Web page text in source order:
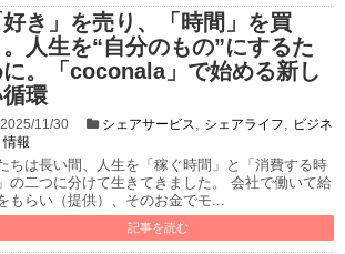
好き」を売り、「時間」を買
。人生を“自分のもの”にするた
に。「coconala」で始める新し
環
2025/11/30 シェアサービス シェアライフ
ビジネ
,情報
ちは長い間、人生を「稼ぐ時間」と「消費する時
の二つに分けて生きてきました。 会社で働いて給
もらい（提供）、そのお金でモ...
記事を読む